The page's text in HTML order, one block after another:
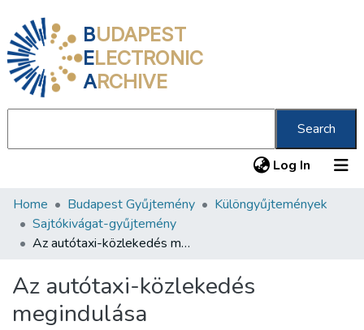
BUDAPEST
ELECTRONIC
ARCHIVE
Search
Log In (current)
Communities & Collections
All of DSpace
About us
Home Budapest Gyűjtemény
Különgyűjtemények
Sajtókivágat-gyűjtemény
Az autótaxi-közlekedés megindulása
Az autótaxi-közlekedés
megindulása